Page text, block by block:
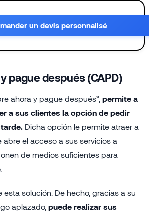
un devis personnalisé
pague después (CAPD)
ahora y pague después”, permite a
a sus clientes la opción de pedir
Dicha opción le permite atraer a
abre el acceso a sus servicios a
de medios suficientes para
esta solución. De hecho, gracias a su
aplazado, puede realizar sus